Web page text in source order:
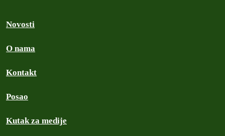
Novosti
O nama
Kontakt
Posao
Kutak za medije